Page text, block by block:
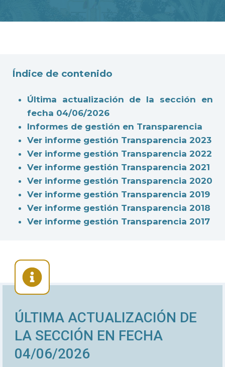
Índice de contenido
Última actualización de la sección en
fecha 04/06/2026
Informes de gestión en Transparencia
Ver informe gestión Transparencia 2023
Ver informe gestión Transparencia 2022
Ver informe gestión Transparencia 2021
Ver informe gestión Transparencia 2020
Ver informe gestión Transparencia 2019
Ver informe gestión Transparencia 2018
Ver informe gestión Transparencia 2017
ÚLTIMA ACTUALIZACIÓN DE
LA SECCIÓN EN FECHA
04/06/2026